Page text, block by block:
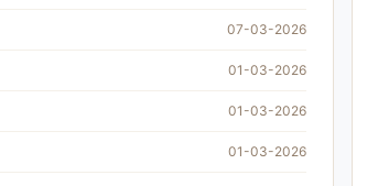
07-03-2026
01-03-2026
01-03-2026
01-03-2026